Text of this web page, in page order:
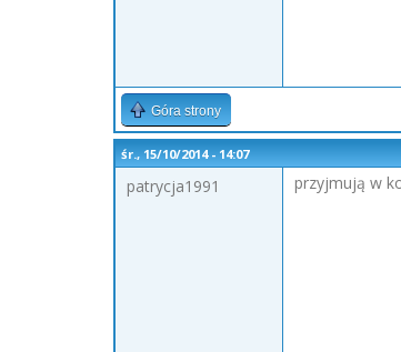
Góra strony
śr., 15/10/2014 - 14:07
patrycja1991
przyjmują w